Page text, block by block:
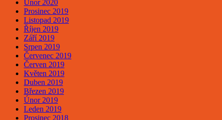
Únor 2020
Prosinec 2019
Listopad 2019
Říjen 2019
Září 2019
Srpen 2019
Červenec 2019
Červen 2019
Květen 2019
Duben 2019
Březen 2019
Únor 2019
Leden 2019
Prosinec 2018